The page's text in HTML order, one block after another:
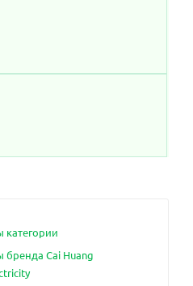
категории
бренда Cai Huang